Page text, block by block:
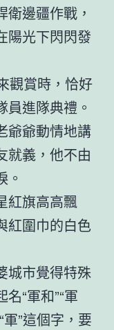
邊疆作戰，
陽光下閃閃發
觀賞時，恰好
進隊典禮。
爺爺動情地講
就義，他不由
。
紅旗高高飄
紅圍巾的白色
城市覺得特殊
“軍和”“軍
”這個字，要